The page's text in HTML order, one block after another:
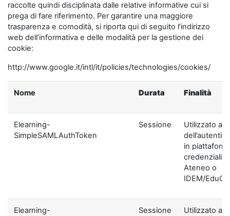
raccolte quindi disciplinata dalle relative informative cui si
prega di fare riferimento. Per garantire una maggiore
trasparenza e comodità, si riporta qui di seguito l’indirizzo
web dell’informativa e delle modalità per la gestione dei
cookie:
http://www.google.it/intl/it/policies/technologies/cookies/
Nome Durata Finalità
Elearning-
SimpleSAMLAuthToken
Sessione
Utilizzato ai
in
credenziali di
Ateneo o
IDEM/
Elearning-
Sessione
Utilizzato ai